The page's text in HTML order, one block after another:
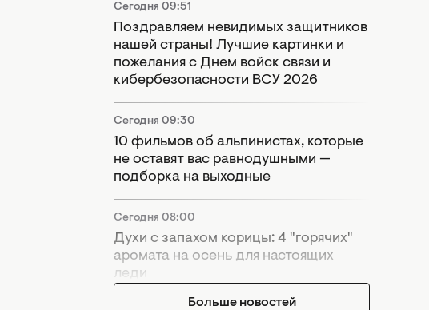
Сегодня 09:51
Поздравляем невидимых защитников
нашей страны! Лучшие картинки и
пожелания с Днем войск связи и
кибербезопасности ВСУ 2026
Сегодня 09:30
10 фильмов об альпинистах, которые
не оставят вас равнодушными —
подборка на выходные
Сегодня 08:00
Духи с запахом корицы: 4 "горячих"
аромата на осень для настоящих
леди
Больше новостей